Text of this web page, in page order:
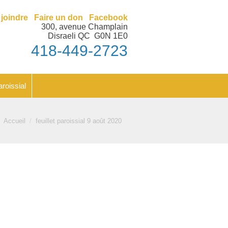
joindre Faire un don
Facebook
300, avenue Champlain
Disraeli QC G0N 1E0
418-449-2723
Vous êtes ici :
Accueil feuillet paroissial 9 août 2020
Feuillet paroissial